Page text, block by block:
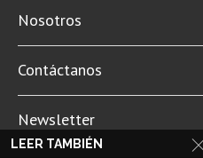
Nosotros
Contáctanos
Newsletter
LEER TAMBIÉN